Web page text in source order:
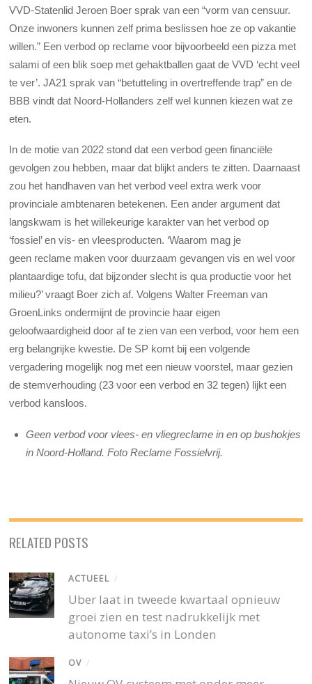
VVD-Statenlid Jeroen Boer sprak van een “vorm van censuur.
Onze inwoners kunnen zelf prima beslissen hoe ze op vakantie
willen.” Een verbod op reclame voor bijvoorbeeld een pizza met
salami of een blik soep met gehaktballen gaat de VVD ‘echt veel
te ver’. JA21 sprak van “betutteling in overtreffende trap” en de
BBB vindt dat Noord-Hollanders zelf wel kunnen kiezen wat ze
eten.
In de motie van 2022 stond dat een verbod geen financiële
gevolgen zou hebben, maar dat blijkt anders te zitten. Daarnaast
zou het handhaven van het verbod veel extra werk voor
provinciale ambtenaren betekenen. Een ander argument dat
langskwam is het willekeurige karakter van het verbod op
‘fossiel’ en vis- en vleesproducten. ‘Waarom mag je
geen reclame maken voor duurzaam gevangen vis en wel voor
plantaardige tofu, dat bijzonder slecht is qua productie voor het
milieu?’ vraagt Boer zich af. Volgens Walter Freeman van
GroenLinks ondermijnt de provincie haar eigen
geloofwaardigheid door af te zien van een verbod, voor hem een
erg belangrijke kwestie. De SP komt bij een volgende
vergadering mogelijk nog met een nieuw voorstel, maar gezien
de stemverhouding (23 voor een verbod en 32 tegen) lijkt een
verbod kansloos.
Geen verbod voor vlees- en vliegreclame in en op bushokjes
in Noord-Holland. Foto Reclame Fossielvrij.
RELATED POSTS
ACTUEEL /
Uber laat in tweede kwartaal opnieuw
groei zien en test nadrukkelijk met
autonome taxi’s in Londen
OV /